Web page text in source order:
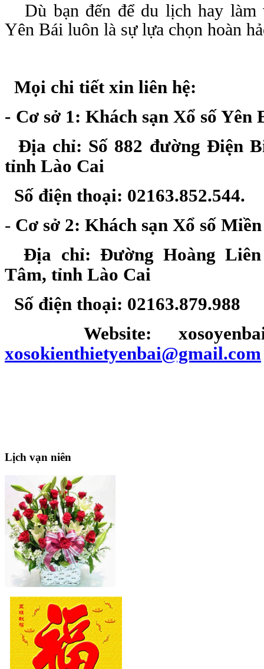
Dù bạn đến để du lịch hay
Yên Bái luôn là sự lựa chọn hoàn
Mọi chi tiết xin liên hệ:
- Cơ sở 1: Khách sạn Xổ số Yên
Địa chỉ: Số 882 đường Điện
tỉnh Lào Cai
Số điện thoại: 02163.852.544.
- Cơ sở 2: Khách sạn Xổ số
Địa chỉ: Đường Hoàng Liên
Tâm, tỉnh Lào Cai
Số điện thoại: 02163.879.988
Website:
xosokienthietyenbai@gmail.com
Lịch vạn niên